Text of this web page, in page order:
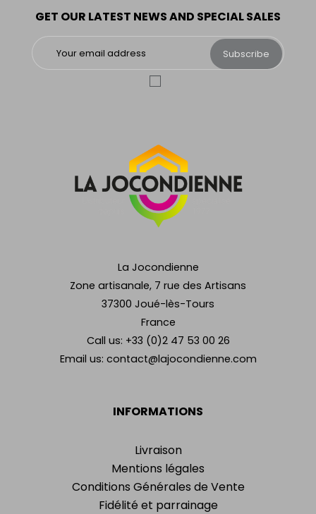
INFORMATIONS
Livraison
Mentions légales
Conditions Générales de Vente
Fidélité et parrainage
La Jocondienne
Zone artisanale, 7 rue des Artisans
37300 Joué-lès-Tours
France
Call us: +33 (0)2 47 53 00 26
Email us: contact@lajocondienne.com
GET OUR LATEST NEWS AND SPECIAL SALES
Subscribe